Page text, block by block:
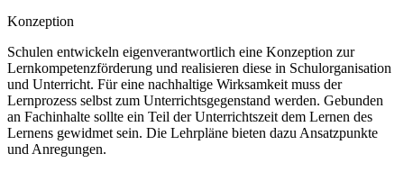
Konzeption
Schulen entwickeln eigenverantwortlich eine Konzeption zur
Lernkompetenzförderung und realisieren diese in Schulorganisation
und Unterricht. Für eine nachhaltige Wirksamkeit muss der
Lernprozess selbst zum Unterrichtsgegenstand werden. Gebunden
an Fachinhalte sollte ein Teil der Unterrichtszeit dem Lernen des
Lernens gewidmet sein. Die Lehrpläne bieten dazu Ansatzpunkte
und Anregungen.